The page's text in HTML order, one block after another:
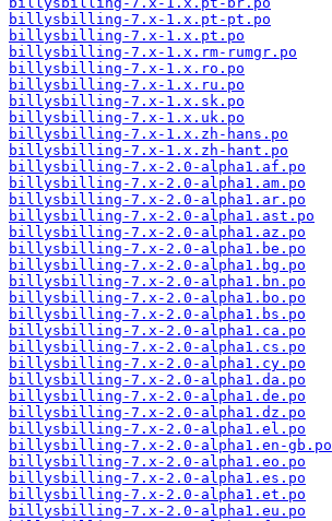
billysbilling-7.x-1.x.pt-pt.po
billysbilling-7.x-1.x.pt.po
billysbilling-7.x-1.x.rm-rumgr.po
billysbilling-7.x-1.x.ro.po
billysbilling-7.x-1.x.ru.po
billysbilling-7.x-1.x.sk.po
billysbilling-7.x-1.x.uk.po
billysbilling-7.x-1.x.zh-hans.po
billysbilling-7.x-1.x.zh-hant.po
billysbilling-7.x-2.0-alpha1.af.po
billysbilling-7.x-2.0-alpha1.am.po
billysbilling-7.x-2.0-alpha1.ar.po
billysbilling-7.x-2.0-alpha1.ast.po
billysbilling-7.x-2.0-alpha1.az.po
billysbilling-7.x-2.0-alpha1.be.po
billysbilling-7.x-2.0-alpha1.bg.po
billysbilling-7.x-2.0-alpha1.bn.po
billysbilling-7.x-2.0-alpha1.bo.po
billysbilling-7.x-2.0-alpha1.bs.po
billysbilling-7.x-2.0-alpha1.ca.po
billysbilling-7.x-2.0-alpha1.cs.po
billysbilling-7.x-2.0-alpha1.cy.po
billysbilling-7.x-2.0-alpha1.da.po
billysbilling-7.x-2.0-alpha1.de.po
billysbilling-7.x-2.0-alpha1.dz.po
billysbilling-7.x-2.0-alpha1.el.po
billysbilling-7.x-2.0-alpha1.en-gb.po
billysbilling-7.x-2.0-alpha1.eo.po
billysbilling-7.x-2.0-alpha1.es.po
billysbilling-7.x-2.0-alpha1.et.po
billysbilling-7.x-2.0-alpha1.eu.po